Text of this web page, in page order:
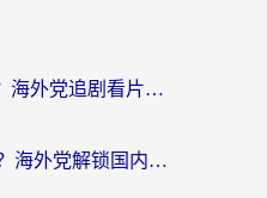
西瓜视频海外能看吗？海外党追剧看片的终极解决方案来了
在香港用什么看NBA？海外党解锁国内体育直播的终极攻略